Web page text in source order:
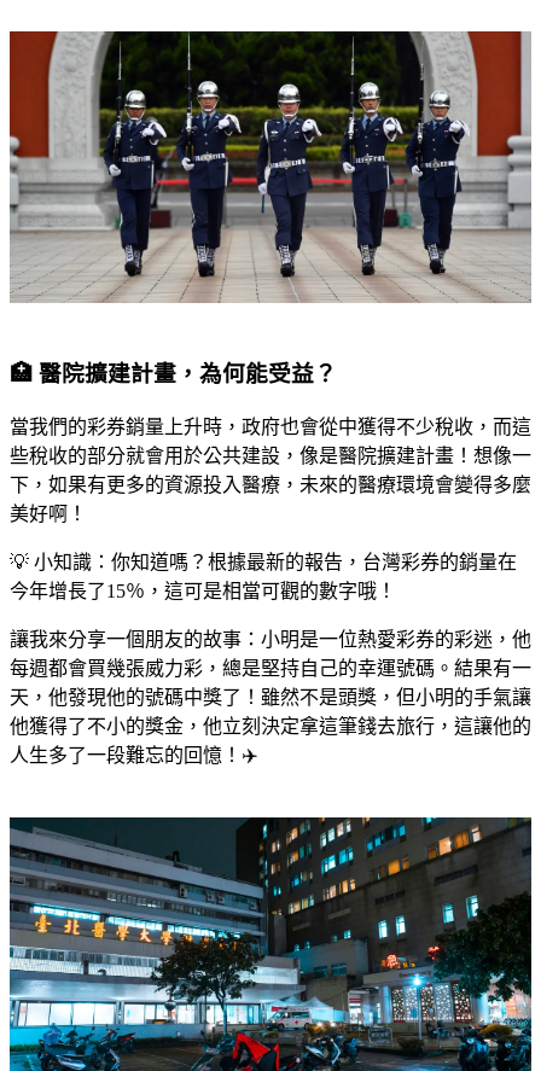
🏥 醫院擴建計畫，為何能受益？
當我們的彩券銷量上升時，政府也會從中獲得不少稅收，而這
些稅收的部分就會用於公共建設，像是醫院擴建計畫！想像一
下，如果有更多的資源投入醫療，未來的醫療環境會變得多麼
美好啊！
💡 小知識：你知道嗎？根據最新的報告，台灣彩券的銷量在
今年增長了15％，這可是相當可觀的數字哦！
讓我來分享一個朋友的故事：小明是一位熱愛彩券的彩迷，他
每週都會買幾張威力彩，總是堅持自己的幸運號碼。結果有一
天，他發現他的號碼中獎了！雖然不是頭獎，但小明的手氣讓
他獲得了不小的獎金，他立刻決定拿這筆錢去旅行，這讓他的
人生多了一段難忘的回憶！✈️